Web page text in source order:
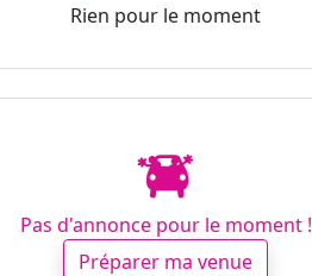
Rien pour le moment
Pas d'annonce pour le moment !
Préparer ma venue